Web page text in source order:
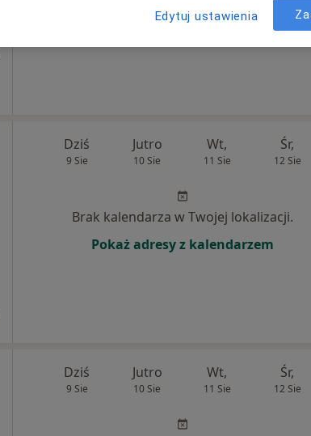
Dziś
9 Sie
Jutro
10 Sie
Wt,
11 Sie
Śr,
12 Sie
Brak kalendarza w Twojej lokalizacji.
Pokaż adresy z kalendarzem
Dziś
9 Sie
Jutro
10 Sie
Wt,
11 Sie
Śr,
12 Sie
Edytuj ustawienia